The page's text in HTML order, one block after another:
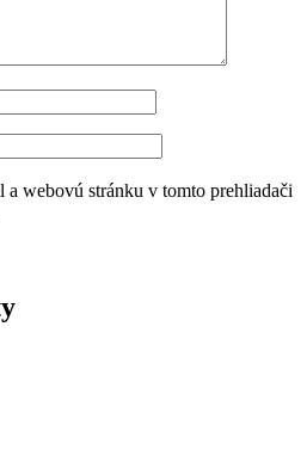
webovú stránku v tomto prehliadači